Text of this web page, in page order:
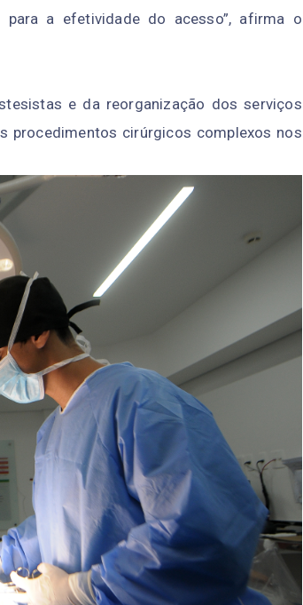
a efetividade do acesso”, afirma o
e da reorganização dos serviços
procedimentos cirúrgicos complexos nos